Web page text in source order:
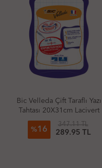
Bic Velleda Çift Taraflı Yazı
Tahtası 20X31cm Lacivert
%16
347.11 TL
289.95 TL